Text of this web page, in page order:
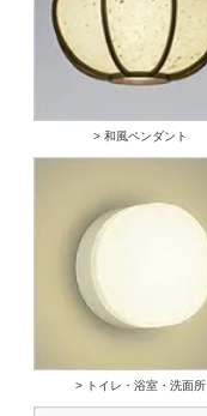
> 和風ペンダント
> トイレ・浴室・洗面所